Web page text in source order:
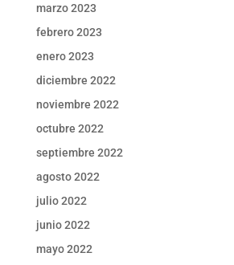
marzo 2023
febrero 2023
enero 2023
diciembre 2022
noviembre 2022
octubre 2022
septiembre 2022
agosto 2022
julio 2022
junio 2022
mayo 2022